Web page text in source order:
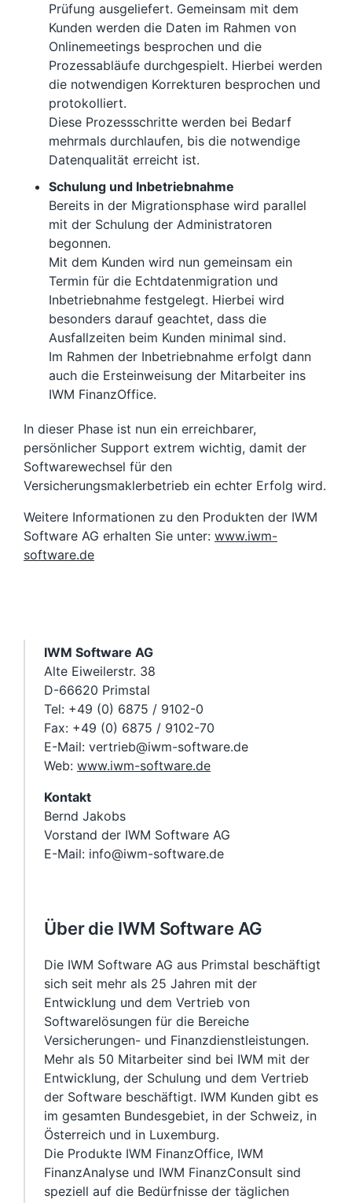
Prüfung ausgeliefert. Gemeinsam mit dem
Kunden werden die Daten im Rahmen von
Onlinemeetings besprochen und die
Prozessabläufe durchgespielt. Hierbei werden
die notwendigen Korrekturen besprochen und
protokolliert.
Diese Prozessschritte werden bei Bedarf
mehrmals durchlaufen, bis die notwendige
Datenqualität erreicht ist.
Schulung und Inbetriebnahme
Bereits in der Migrationsphase wird parallel
mit der Schulung der Administratoren
begonnen.
Mit dem Kunden wird nun gemeinsam ein
Termin für die Echtdatenmigration und
Inbetriebnahme festgelegt. Hierbei wird
besonders darauf geachtet, dass die
Ausfallzeiten beim Kunden minimal sind.
Im Rahmen der Inbetriebnahme erfolgt dann
auch die Ersteinweisung der Mitarbeiter ins
IWM FinanzOffice.
In dieser Phase ist nun ein erreichbarer,
persönlicher Support extrem wichtig, damit der
Softwarewechsel für den
Versicherungsmaklerbetrieb ein echter Erfolg wird.
Weitere Informationen zu den Produkten der IWM
Software AG erhalten Sie unter: www.iwm-
software.de
IWM Software AG
Alte Eiweilerstr. 38
D-66620 Primstal
Tel: +49 (0) 6875 / 9102-0
Fax: +49 (0) 6875 / 9102-70
E-Mail: vertrieb@iwm-software.de
Web: www.iwm-software.de
Kontakt
Bernd Jakobs
Vorstand der IWM Software AG
E-Mail: info@iwm-software.de
Über die IWM Software AG
Die IWM Software AG aus Primstal beschäftigt
sich seit mehr als 25 Jahren mit der
Entwicklung und dem Vertrieb von
Softwarelösungen für die Bereiche
Versicherungen- und Finanzdienstleistungen.
Mehr als 50 Mitarbeiter sind bei IWM mit der
Entwicklung, der Schulung und dem Vertrieb
der Software beschäftigt. IWM Kunden gibt es
im gesamten Bundesgebiet, in der Schweiz, in
Österreich und in Luxemburg.
Die Produkte IWM FinanzOffice, IWM
FinanzAnalyse und IWM FinanzConsult sind
speziell auf die Bedürfnisse der täglichen